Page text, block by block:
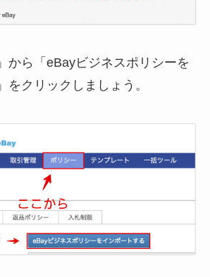
から「eBayビジネスポリシーを
をクリックしましょう。